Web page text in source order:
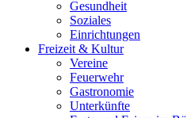
Gesundheit
Soziales
Einrichtungen
Freizeit & Kultur
Vereine
Feuerwehr
Gastronomie
Unterkünfte